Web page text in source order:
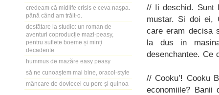
credeam că midlife crisis e ceva nașpa.
până când am trăit-o.
desfătare la studio: un roman de
aventuri coproducție mazi-peasy,
pentru suflete boeme și minți
decadente
hummus de mazăre easy peasy
să ne cunoaștem mai bine, oracol-style
mâncare de dovlecei cu porc și quinoa
// Ii deschid. Sunt
mustar. Si doi ei,
care eram decisa
la dus in
desenchantee.
// Cooku’! Cooku
economiile?